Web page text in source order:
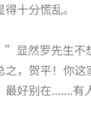
十分慌乱。
”显然罗先生不
，贺平！你这
最好别在.......有